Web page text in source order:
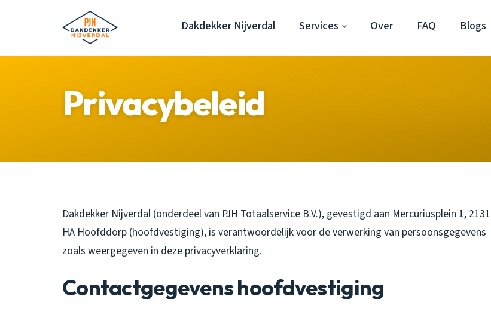
Dakdekker Nijverdal Services Over FAQ Blogs
Privacybeleid
Dakdekker Nijverdal (onderdeel van PJH Totaalservice B.V.), gevestigd aan Mercuriusplein 1, 2131
HA Hoofddorp (hoofdvestiging), is verantwoordelijk voor de verwerking van persoonsgegevens
zoals weergegeven in deze privacyverklaring.
Contactgegevens hoofdvestiging